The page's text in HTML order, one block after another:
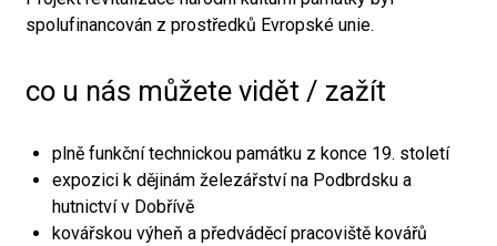
spolufinancován z prostředků Evropské unie.
co u nás můžete vidět / zažít
plně funkční technickou památku z konce 19. století
expozici k dějinám železářství na Podbrdsku a
hutnictví v Dobřívě
kovářskou výheň a předváděcí pracoviště kovářů